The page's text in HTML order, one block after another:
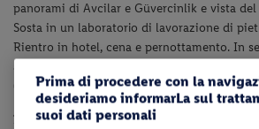
panorami di Avcilar e Güvercinlik e vista
Sosta in un laboratorio di lavorazione di
Rientro in hotel, cena e pernottamento. In
assistere a uno spettacolo di danze
(facoltativo).
7° giorno:Cappadocia
Prima di procedere con la
desideriamo informarLa sul
suoi dati personali